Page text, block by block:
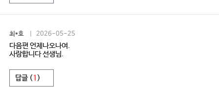
최*호 | 2026-05-25
다음편 언제나오나여.
사랑합니다 선생님.
답글 ( 1 )